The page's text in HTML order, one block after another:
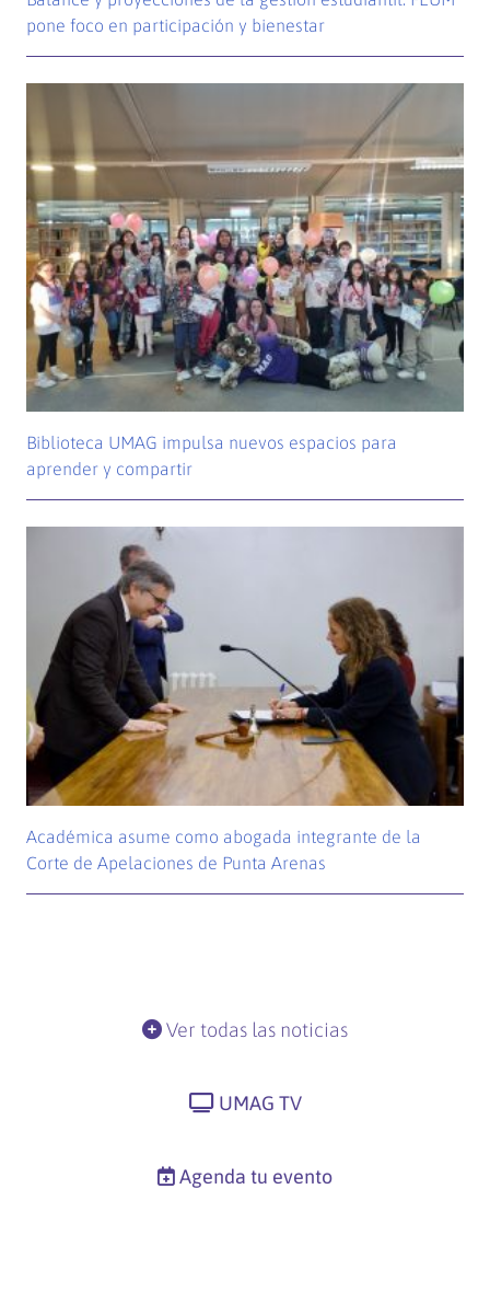
pone foco en participación y bienestar
Biblioteca UMAG impulsa nuevos espacios para
aprender y compartir
Académica asume como abogada integrante de la
Corte de Apelaciones de Punta Arenas
Ver todas las noticias
UMAG TV
Agenda tu evento